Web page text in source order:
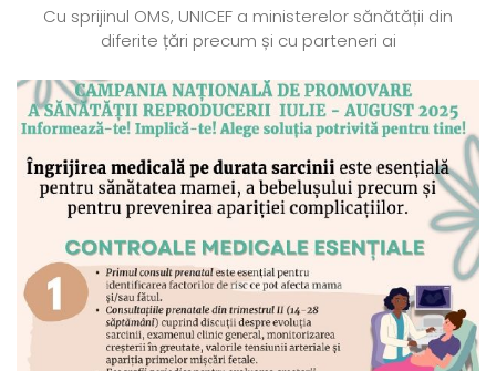
Cu sprijinul OMS, UNICEF a ministerelor sănătății din
diferite țări precum și cu parteneri ai